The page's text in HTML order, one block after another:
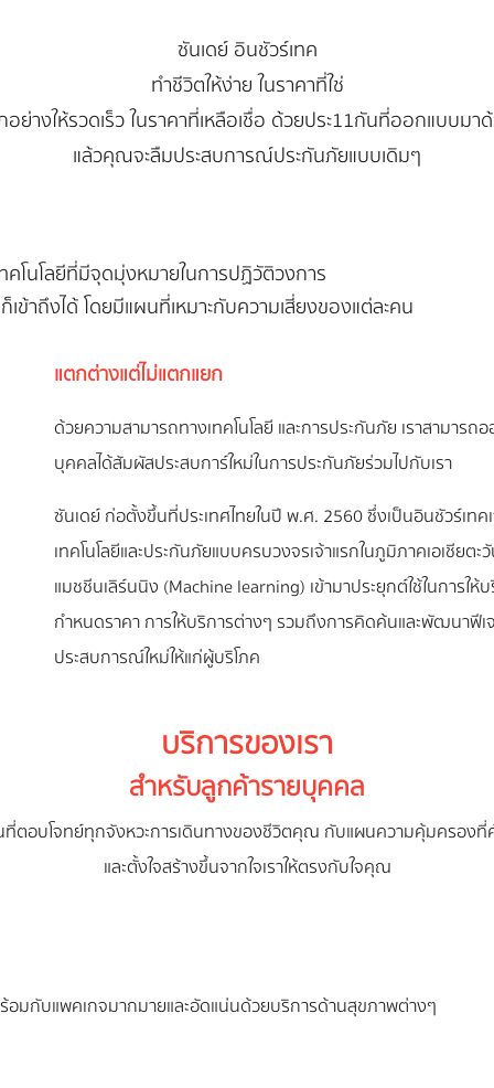
ซันเดย์ อินชัวร์เทค
ทำชีวิตให้ง่าย ในราคาที่ใช่
ย่างให้รวดเร็ว ในราคาที่เหลือเชื่อ ด้วยประ11กันที่ออกแบบมา
แล้วคุณจะลืมประสบการณ์ประกันภัยแบบเดิมๆ
โนโลยีที่มีจุดมุ่งหมายในการปฏิวัติวงการ
เข้าถึงได้ โดยมีแผนที่เหมาะกับความเสี่ยงของแต่ละคน
แตกต่างแต่ไม่แตกแยก
ด้วยความสามารถทางเทคโนโลยี และการประกันภัย เราสามา
บุคคลได้สัมผัสประสบการ์ใหม่ในการประกันภัยร่วมไปกับเรา
ซันเดย์ ก่อตั้งขึ้นที่ประเทศไทยในปี พ.ศ. 2560 ซึ่งเป็นอินชัวร์เทคเ
เทคโนโลยีและประกันภัยแบบครบวงจรเจ้าแรกในภูมิภาคเอเชียต
แมชชีนเลิร์นนิง (Machine learning) เข้ามาประยุกต์ใช้ในกา
กำหนดราคา การให้บริการต่างๆ รวมถึงการคิดค้นและพัฒนาฟี
ประสบการณ์ใหม่ให้แก่ผู้บริโภค
บริการของเรา
สำหรับลูกค้ารายบุคคล
ที่ตอบโจทย์ทุกจังหวะการเดินทางของชีวิตคุณ กับแผนความคุ้มครองที่
และตั้งใจสร้างขึ้นจากใจเราให้ตรงกับใจคุณ
อมกับแพคเกจมากมายและอัดแน่นด้วยบริการด้านสุขภาพต่างๆ